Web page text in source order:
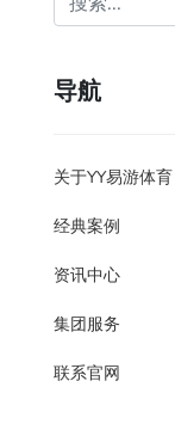
导航
关于YY易游体育
经典案例
资讯中心
集团服务
联系官网